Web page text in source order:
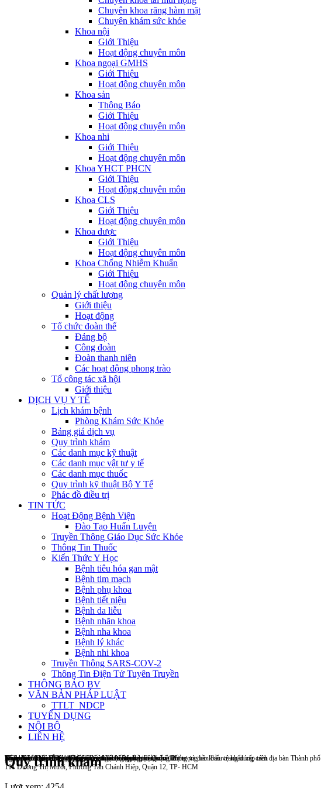
Chuyên khoa răng hàm mặt
Chuyên khám sức khỏe
Khoa nội
Giới Thiệu
Hoạt động chuyên môn
Khoa ngoại GMHS
Giới Thiệu
Hoạt động chuyên môn
Khoa sản
Thông Báo
Giới Thiệu
Hoạt động chuyên môn
Khoa nhi
Giới Thiệu
Hoạt động chuyên môn
Khoa YHCT PHCN
Giới Thiệu
Hoạt động chuyên môn
Khoa CLS
Giới Thiệu
Hoạt động chuyên môn
Khoa dược
Giới Thiệu
Hoạt động chuyên môn
Khoa Chống Nhiễm Khuẩn
Giới Thiệu
Hoạt động chuyên môn
Quản lý chất lượng
Giới thiệu
Hoạt động
Tổ chức đoàn thể
Đảng bộ
Công đoàn
Đoàn thanh niên
Các hoạt động phong trào
Tổ công tác xã hội
Giới thiệu
DỊCH VỤ Y TẾ
Lịch khám bệnh
Phòng Khám Sức Khỏe
Bảng giá dịch vụ
Quy trình khám
Các danh mục kỹ thuật
Các danh mục vật tư y tế
Các danh mục thuốc
Quy trình kỹ thuật Bộ Y Tế
Phác đồ điều trị
TIN TỨC
Hoạt Động Bệnh Viện
Đào Tạo Huấn Luyện
Truyền Thông Giáo Dục Sức Khỏe
Thông Tin Thuốc
Kiến Thức Y Học
Bệnh tiêu hóa gan mật
Bệnh tim mạch
Bệnh phụ khoa
Bệnh tiết niệu
Bệnh da liễu
Bệnh nhãn khoa
Bệnh nha khoa
Bệnh lý khác
Bệnh nhi khoa
Truyền Thông SARS-COV-2
Thông Tin Điện Tử Tuyên Truyền
THÔNG BÁO BV
VĂN BẢN PHÁP LUẬT
TTLT_NDCP
TUYỂN DỤNG
NỘI BỘ
LIÊN HỆ
Bệnh Viện Quận 12
111 Dương Thị Mười, Phường Tân Chánh Hiệp, Quận 12, TP- HCM
Khi ra khỏi nhà thường xuyên đeo khẩu trang đảm bảo chất lượng và đeo khẩu trang đúng cách
Tổng đài 1022, hỗ trợ tiếp nhận người lang thang, xin ăn và đối tượng cần bảo vệ khẩn cấp trên địa bàn Thành phố
Toàn dân, toàn xã hội tham gia phòng, chống dịch bệnh
Khám sức khỏe định kỳ giúp người cao tuổi sống vui, sống khỏe
Kỷ niệm 69 năm Ngày Thầy thuốc Việt Nam
Thực hiện 3 sạch phòng bệnh Tay chân miệng
Lịch khám chuyên gia - chất lượng cao tại Bệnh viện Quận 12
Quy trình khám